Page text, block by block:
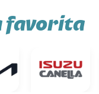
favorita